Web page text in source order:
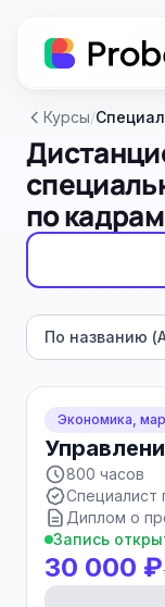
Курсы/
по
По названию
Экономика,
800 часов
Специалист
Диплом о
Запись
30 000 ₽